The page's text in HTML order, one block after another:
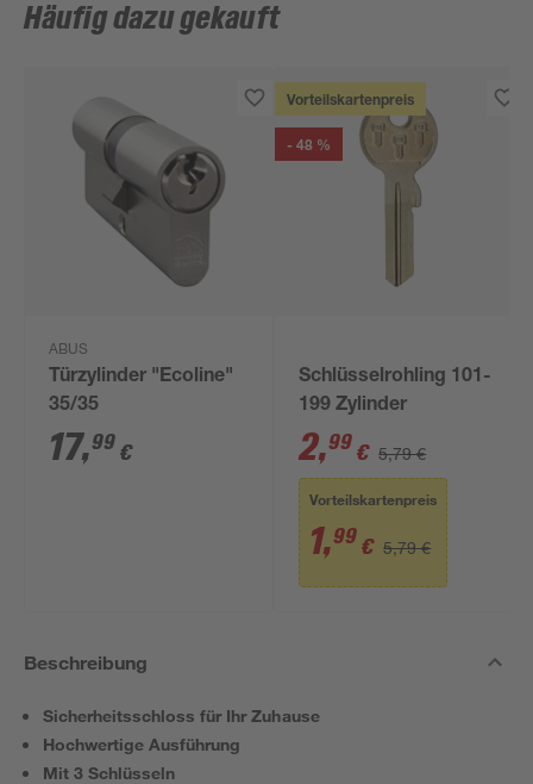
Häufig dazu gekauft
ABUS
Türzylinder "Ecoline"
35/35
17,99 €
Vorteilskartenpreis
- 48 %
Schlüsselrohling 101-
199 Zylinder
2,99 € 5,79 €
Vorteilskartenpreis
1,99 € 5,79 €
Beschreibung
Sicherheitsschloss für Ihr Zuhause
Hochwertige Ausführung
Mit 3 Schlüsseln